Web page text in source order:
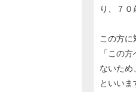
り、７０
この方に
「この
ないため
といいま